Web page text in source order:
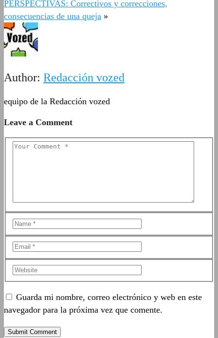
PERSPECTIVAS: Correctivos y correcciones,
consecuencias de una queja »
Author: Redacción vozed
equipo de la Redacción vozed
Leave a Comment
Guarda mi nombre, correo electrónico y web en este
navegador para la próxima vez que comente.